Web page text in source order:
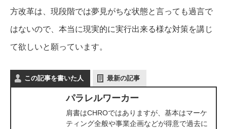
方改革は、現段階では夢見がちな状態と言っても過言で
はないので、本当に現実的に実行出来る様な対策を講じ
て欲しいと願っています。
この記事を書いた人 最新の記事
パラレルワーカー
肩書はCHROではありますが、基本はマーケ
ティング全般や事業企画などが得意で過去に